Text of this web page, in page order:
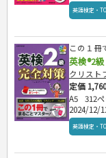
英語検定・
この１冊
英検®2
クリスト
定価
A5
312
2024/12/
英語検定・